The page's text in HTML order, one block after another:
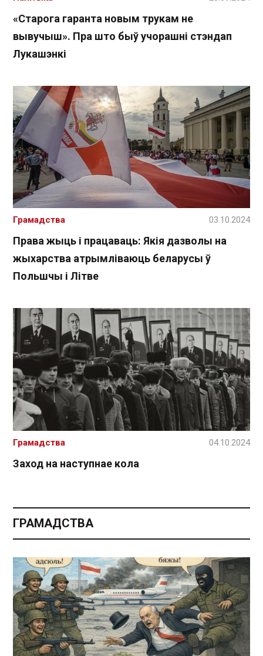
«Старога гаранта новым трукам не
вывучыш». Пра што быў учорашні стэндап
Лукашэнкі
Права жыць і працаваць: Якія дазволы на
жыхарства атрымліваюць беларусы ў
Польшчы і Літве
Грамадства 03.10.2024
Заход на наступнае кола
Грамадства 04.10.2024
ГРАМАДСТВА